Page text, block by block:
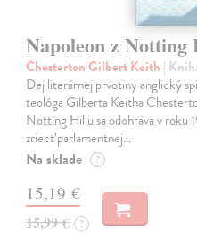
Napoleon z
Chesterton Gilbert Keith |
Dej literárnej prvotiny anglický
teológa Gilberta Keitha
Notting Hillu sa odohráva v roku
zriecť parlamentnej…
Na sklade ?
15,19 €
15,99 € ?